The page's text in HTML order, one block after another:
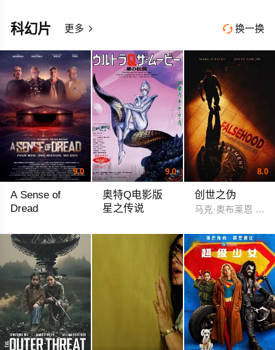
 换一换
科幻片 更多 
9.0
A Sense of
Dread
9.0
奥特Q电影版
星之传说
8.0
创世之伪
马克·奥布莱恩 珍